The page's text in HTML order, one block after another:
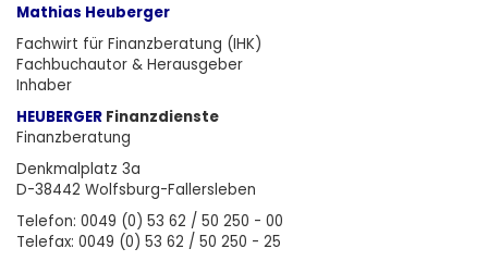
Mathias Heuberger
Fachwirt für Finanzberatung (IHK)
Fachbuchautor & Herausgeber
Inhaber
HEUBERGER Finanzdienste
Finanzberatung
Denkmalplatz 3a
D-38442 Wolfsburg-Fallersleben
Telefon: 0049 (0) 53 62 / 50 250 - 00
Telefax: 0049 (0) 53 62 / 50 250 - 25